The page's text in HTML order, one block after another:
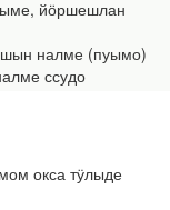
йӧршешлан
налме (пуымо)
ссудо
окса тӱлыде